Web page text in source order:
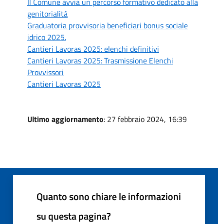
genitorialità
Graduatoria provvisoria beneficiari bonus sociale
idrico 2025.
Cantieri Lavoras 2025: elenchi definitivi
Cantieri Lavoras 2025: Trasmissione Elenchi
Provvissori
Cantieri Lavoras 2025
Ultimo aggiornamento: 27 febbraio 2024, 16:39
Quanto sono chiare le informazioni
su questa pagina?